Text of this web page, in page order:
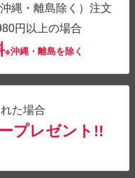
縄・離島除く）注文
円以上の場合
※沖縄・離島を除く
た場合
プレゼント!!